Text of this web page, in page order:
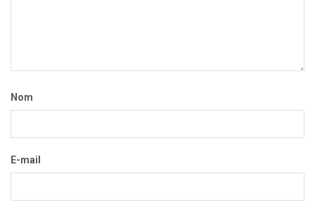
Nom
E-mail